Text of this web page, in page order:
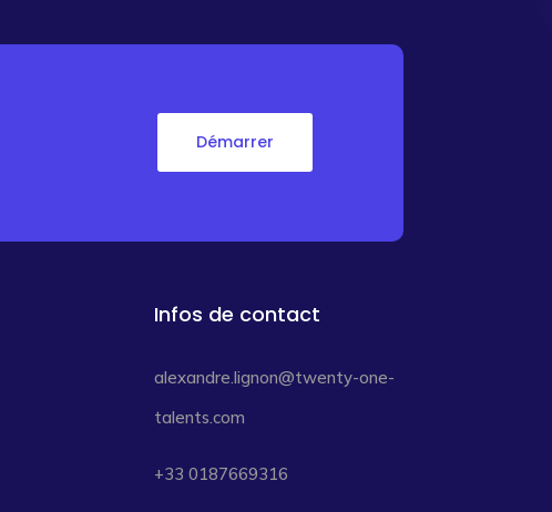
Démarrer
Infos de contact
alexandre.lignon@twenty-one-
talents.com
+33 0187669316